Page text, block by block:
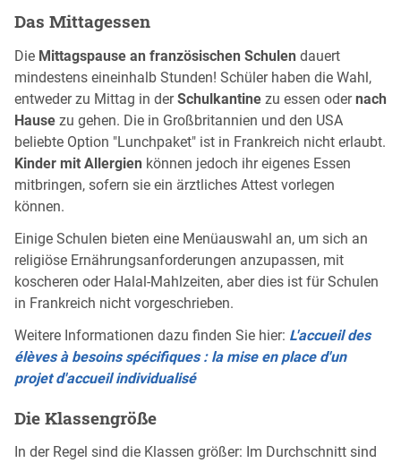
Das Mittagessen
Die Mittagspause an französischen Schulen dauert
mindestens eineinhalb Stunden! Schüler haben die Wahl,
entweder zu Mittag in derSchulkantine zu essen odernach
Hause zu gehen. Die in Großbritannien und den USA
beliebte Option "Lunchpaket" ist in Frankreich nicht erlaubt.
Kinder mit Allergien können jedoch ihr eigenes Essen
mitbringen, sofern sie ein ärztliches Attest vorlegen
können.
Einige Schulen bieten eine Menüauswahl an, um sich an
religiöse Ernährungsanforderungen anzupassen, mit
koscheren oder Halal-Mahlzeiten, aber dies ist für Schulen
in Frankreich nicht vorgeschrieben.
Weitere Informationen dazu finden Sie hier: L'accueil des
élèves à besoins spécifiques : la mise en place d'un
projet d'accueil individualisé
Die Klassengröße
In der Regel sind die Klassen größer: Im Durchschnitt sind